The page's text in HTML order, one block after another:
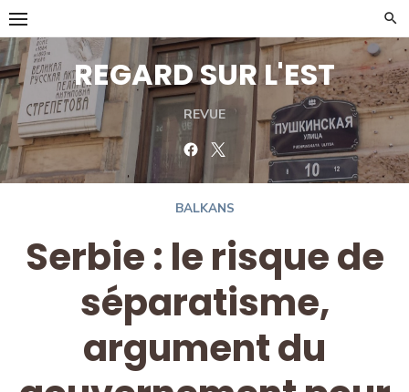
Skip
to
content
REGARD SUR L'EST
REVUE
FacebookTwitter
BALKANS
Serbie : le risque de
séparatisme,
argument du